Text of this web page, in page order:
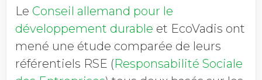
Le Conseil allemand pour le
développement durable et EcoVadis ont
mené une étude comparée de leurs
référentiels RSE (Responsabilité Sociale